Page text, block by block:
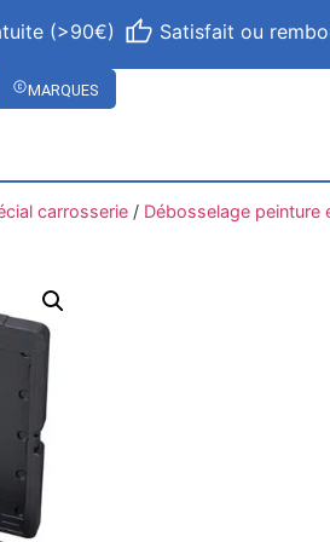
(>90€) Satisfait ou
MARQUES
carrosserie/ Débosselage peinture